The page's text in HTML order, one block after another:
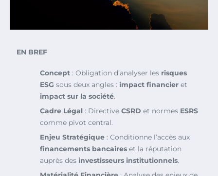
EN BREF
Concept : Obligation d’analyser les risques
ESG sous deux angles : impact financier et
impact sur la société.
Cadre Légal : Directive CSRD et normes ESRS
comme pivot central.
Enjeu Stratégique : Conditionne l’accès aux
financements bancaires et la réputation
auprès des investisseurs institutionnels.